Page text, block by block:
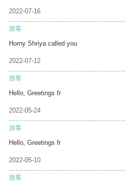
2022-07-16
游客
Horny Shriya called you
2022-07-12
游客
Hello, Greetings fr
2022-05-24
游客
Hello, Greetings fr
2022-05-10
游客